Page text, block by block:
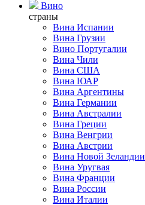
Вино
страны
Вина Испании
Вина Грузии
Вино Португалии
Вина Чили
Вина США
Вина ЮАР
Вина Аргентины
Вина Германии
Вина Австралии
Вина Греции
Вина Венгрии
Вина Австрии
Вина Новой Зеландии
Вина Уругвая
Вина Франции
Вина России
Вина Италии